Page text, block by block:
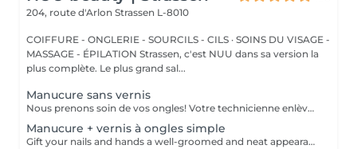
204, route d'Arlon Strassen L-8010
COIFFURE - ONGLERIE - SOURCILS - CILS · SOINS DU VISAGE -
MASSAGE - ÉPILATION Strassen, c'est NUU dans sa version la
plus complète. Le plus grand sal...
Manucure sans vernis
Nous prenons soin de vos ongles! Votre technicienne enlèvera délicatement les cellules mortes, façonnera et limera vos ongles, et polira la surface extérieure pour un fini lisse et naturel. Nos experts proposent des manucures à bords, hardware ou combinées, selon vos préférences. Comment se fait une manucure sans vernis? - la peau rugueuse est délicatement enlevée - la forme de la plaque de l'ongle est corrigée avec douceur - les cuticules et bords latéraux sont soigneusement traités - de l'huile nourrissante pour les cuticules et de la crème pour les mains sont appliquées pour nourrir et hydrater Limitations d'âge: recommandé à partir de 14 ans. Recommandations post-procédure: aucun soin particulier n'est nécessaire après cette procédure. Fréquence: une fois toutes les 3 semaines.
Manucure + vernis à ongles simple
Gift your nails and hands a well-groomed and neat appearance! Your technician will effectively remove dead skin cells, shape and file nails, and buff the outer surface. A regular nail polish is applied at the end of this treatment. Our masters do edged, hardware, or combined manicure. How is manicure with simple nail polish done? - rough skin is removed - the shape of the nail plate is corrected - the cuticle and side ridges are corrected - nail polish is applied - cuticle oil and hand cream are applied Age restrictions: recommended to do from 14 years. Post procedure recommendations: there are no post recommendations for this procedure. Frequency: once in 3 weeks.